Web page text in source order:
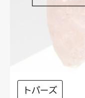
トパーズ